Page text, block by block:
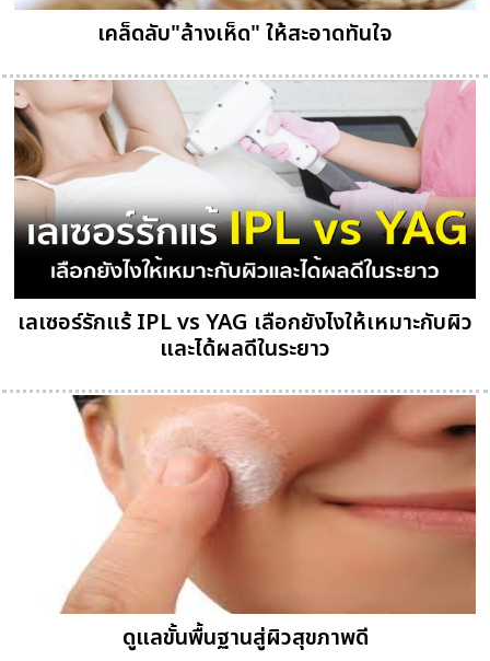
เคล็ดลับ"ล้างเห็ด" ให้สะอาดทันใจ
เลเซอร์รักแร้ IPL vs YAG เลือกยังไงให้เหมาะกับผิว
และได้ผลดีในระยาว
ดูแลขั้นพื้นฐานสู่ผิวสุขภาพดี